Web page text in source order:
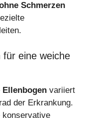
Schmerzen
für eine weiche
Ellenbogen variiert
der Erkrankung.
konservative